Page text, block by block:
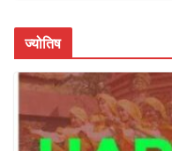
k
ज्योतिष